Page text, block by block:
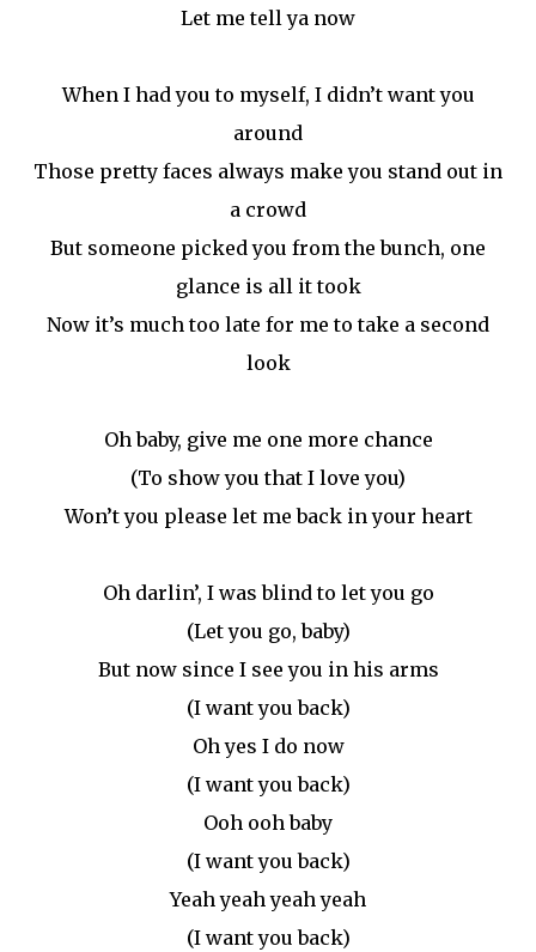
Let me tell ya now
When I had you to myself, I didn’t want you
around
Those pretty faces always make you stand out in
a crowd
But someone picked you from the bunch, one
glance is all it took
Now it’s much too late for me to take a second
look
Oh baby, give me one more chance
(To show you that I love you)
Won’t you please let me back in your heart
Oh darlin’, I was blind to let you go
(Let you go, baby)
But now since I see you in his arms
(I want you back)
Oh yes I do now
(I want you back)
Ooh ooh baby
(I want you back)
Yeah yeah yeah yeah
(I want you back)